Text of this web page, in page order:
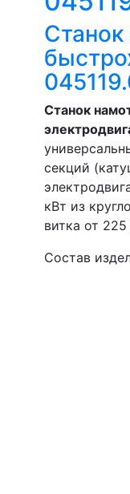
Станок
секций
кВт из
витка от
Состав